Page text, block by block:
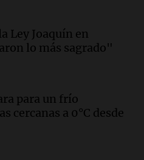
la UBA celebró la
Ley de Tierras:
en el Estudio
y adelantó su
Ley Joaquín en
lo más sagrado"
para un frío
cercanas a 0°C desde